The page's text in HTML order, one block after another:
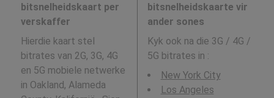
bitsnelheidskaart per
verskaffer
Hierdie kaart stel
bitrates van 2G, 3G, 4G
en 5G mobiele netwerke
in Oakland, Alameda
bitsnelheidskaarte vir
ander sones
Kyk ook na die 3G / 4G /
5G bitrates in :
New York City
Los Angeles